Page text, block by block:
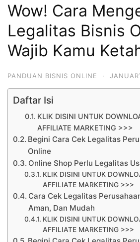
Wow! Cara
Legalitas Bisnis
Wajib Kamu
PANDUAN BISNIS ONLINE ·
Daftar Isi
KLIK DISINI UNTUK
AFFILIATE MARKETING >>>
Begini Cara Cek Legalitas
Online
Online Shop Perlu Legalitas
KLIK DISINI UNTUK
AFFILIATE MARKETING >>>
Cara Cek Legalitas
Aman, Dan Mudah
KLIK DISINI UNTUK
AFFILIATE MARKETING >>>